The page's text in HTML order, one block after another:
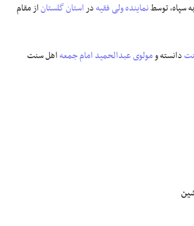
سپاه، توسطنماینده ولی فقیهدراستان گلستاناز مقام
دانسته ومولوی عبدالحمیدامام جمعهاهل سنت